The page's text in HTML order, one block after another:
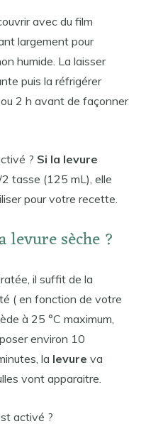
avec du film
largement pour
humide. La laisser
puis la réfrigérer
2 h avant de façonner
? Si la levure
2 tasse (125 mL), elle
pour votre recette.
levure sèche ?
il suffit de la
( en fonction de votre
à 25 °C maximum,
environ 10
la levure va
vont apparaitre.
activé ?